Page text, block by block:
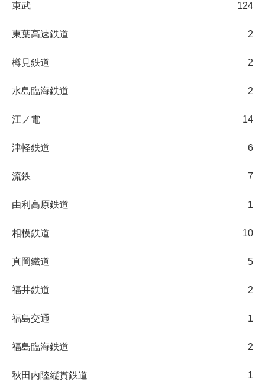
東武 124
東葉高速鉄道 2
樽見鉄道 2
水島臨海鉄道 2
江ノ電 14
津軽鉄道 6
流鉄 7
由利高原鉄道 1
相模鉄道 10
真岡鐵道 5
福井鉄道 2
福島交通 1
福島臨海鉄道 2
秋田内陸縦貫鉄道 1